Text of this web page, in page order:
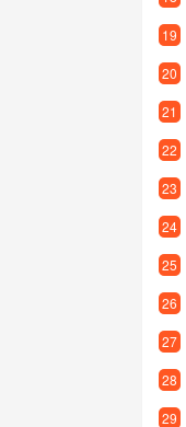
19
20
21
22
23
24
25
26
27
28
29